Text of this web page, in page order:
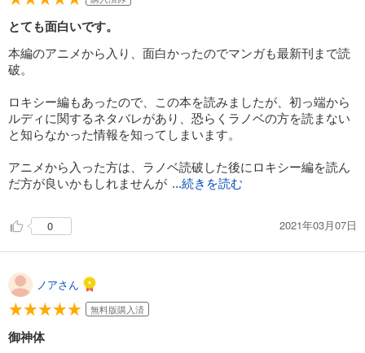
とても面白いです。
本編のアニメから入り、面白かったのでマンガも最新刊まで読
破。
ロキシー編もあったので、この本を読みましたが、初っ端から
ルディに関するネタバレがあり、恐らくラノベの方を読まない
と知らなかった情報を知ってしまいます。
アニメから入った方は、ラノベ読破した後にロキシー編を読ん
だ方が良いかもしれませんが ...続きを読む
0 2021年03月07日
ノアさん
無料版購入済
御神体